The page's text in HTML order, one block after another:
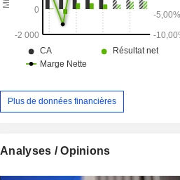
Plus de données financières
Analyses / Opinions